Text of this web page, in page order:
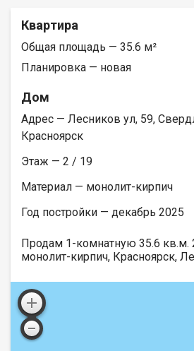
Квартира
Общая площадь — 35.6 м²
Планировка — новая
Дом
Адрес — Лесников ул, 59,
Красноярск
Этаж — 2 / 19
Материал — монолит-кирпич
Год постройки — декабрь 2025
Продам 1-комнатную 35.6 кв.м.
монолит-кирпич, Красноярск,